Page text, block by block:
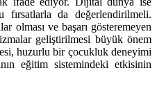
fırsatlarla da değerlendirilmeli.
olması ve başarı gösteremeyen
geliştirilmesi büyük önem
huzurlu bir çocukluk deneyimi
eğitim sistemindeki etkisinin